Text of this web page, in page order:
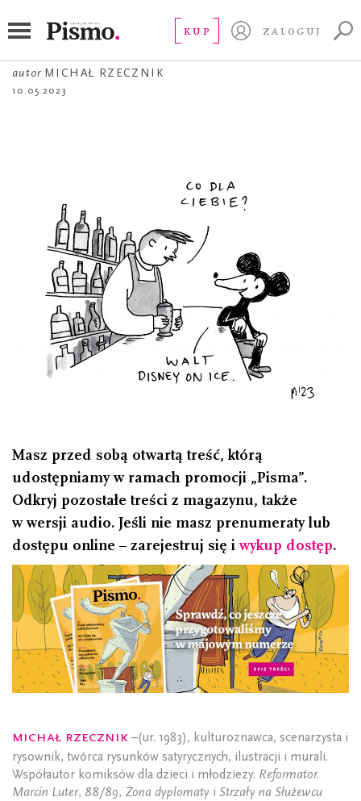
KUP ZALOGUJ
Walt Disney na lodzie
autor MICHAŁ RZECZNIK
10.05.2023
Masz przed sobą otwartą treść, którą
udostępniamy w ramach promocji „Pisma”.
Odkryj pozostałe treści z magazynu, także
w wersji audio. Jeśli nie masz prenumeraty lub
dostępu online – zarejestruj się i wykup dostęp.
Michał Rzecznik –(ur. 1983), kulturoznawca, scenarzysta i
rysownik, twórca rysunków satyrycznych, ilustracji i murali.
Współautor komiksów dla dzieci i młodzieży: Reformator.
Marcin Luter, 88/89, Żona dyplomaty i Strzały na Służewcu